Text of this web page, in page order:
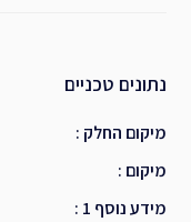
נתונים טכניים
: מיקום החלק
: מיקום
: מידע נוסף 1